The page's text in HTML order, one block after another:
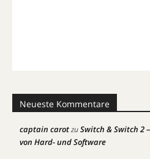
Neueste Kommentare
captain carotzuSwitch & Switch 2
von Hard- und Software